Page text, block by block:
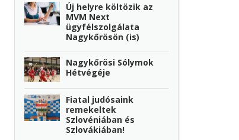
Új helyre költözik az
MVM Next
ügyfélszolgálata
Nagykőrösön (is)
Nagykőrösi Sólymok
Hétvégéje
Fiatal judósaink
remekeltek
Szlovéniában és
Szlovákiában!